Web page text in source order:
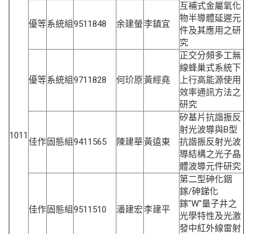
1011
優等系統組9511848 余建螢李鎮宜
互補式金屬氧化
物半導體延遲元
件及其應用之研
究
優等系統組9711828 何玠原 黃經堯
正交分頻多工無
線蜂巢式系統下
上行高能源使用
效率通訊方法之
研究
佳作 固態組9411565 陳建華黃遠東
矽基片抗諧振反
射光波導與B型
抗諧振反射光波
導結構之光子晶
體波導元件研究
佳作 固態組9511510 潘建宏李建平
第二型砷化銦
鎵/砷銻化
鎵"W"量子井之
光學特性及光激
發中紅外線雷射